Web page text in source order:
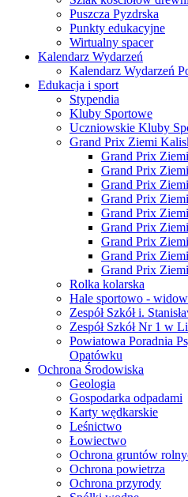
Puszcza Pyzdrska
Punkty edukacyjne
Wirtualny spacer
Kalendarz Wydarzeń
Kalendarz Wydarzeń
Edukacja i sport
Stypendia
Kluby Sportowe
Uczniowskie Kluby
Grand Prix Ziemi
Grand Prix
Grand Prix
Grand Prix
Grand Prix
Grand Prix
Grand Prix
Grand Prix
Grand Prix
Grand Prix
Rolka kolarska
Hale sportowo -
Zespół Szkół i.
Zespół Szkół Nr 1 w
Powiatowa Poradnia
Opatówku
Ochrona Środowiska
Geologia
Gospodarka odpadami
Karty wędkarskie
Leśnictwo
Łowiectwo
Ochrona gruntów
Ochrona powietrza
Ochrona przyrody